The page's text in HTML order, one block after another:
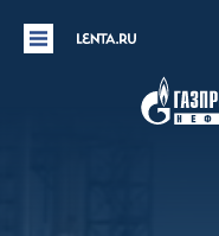
Нефтехимические предприятия